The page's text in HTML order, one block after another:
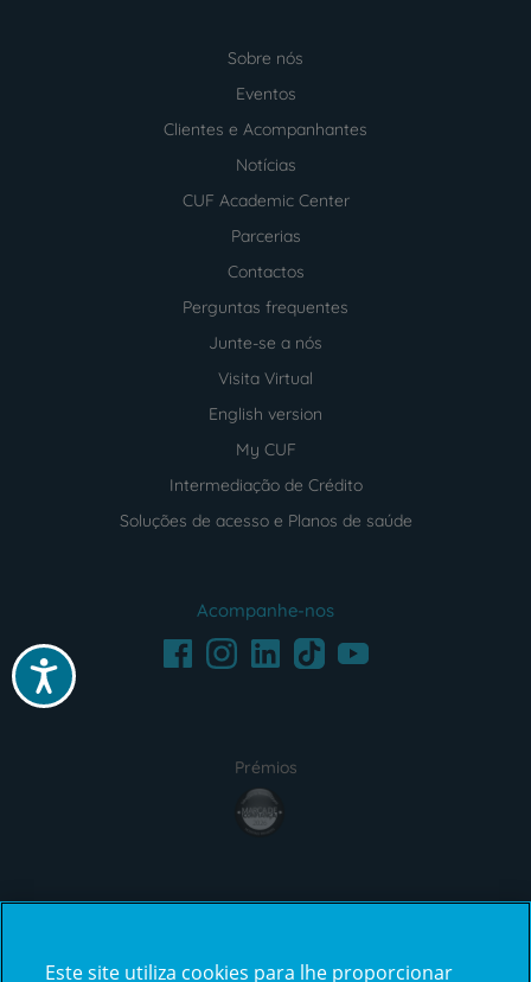
Acessibilidade
Sobre nós
Eventos
Clientes e Acompanhantes
Notícias
CUF Academic Center
Parcerias
Contactos
Perguntas frequentes
Junte-se a nós
Visita Virtual
English version
My CUF
Intermediação de Crédito
Soluções de acesso e Planos de saúde
Acompanhe-nos
FacebookInstagramLinkedInTikTokYoutube
Prémios
award4
certification2certification3
Este site utiliza cookies para lhe proporcionar